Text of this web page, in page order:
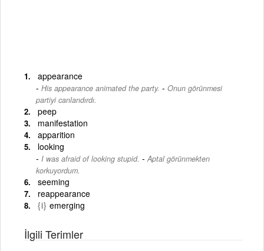
appearance
His appearance animated the party. - Onun görünmesi
partiyi canlandırdı.
peep
manifestation
apparition
looking
I was afraid of looking stupid. - Aptal görünmekten
korkuyordum.
seeming
reappearance
{i} emerging
İlgili Terimler